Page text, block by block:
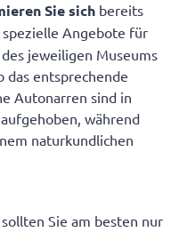
Sie sich bereits
spezielle Angebote für
jeweiligen Museums
das entsprechende
Autonarren sind in
während
naturkundlichen
Sie am besten nur